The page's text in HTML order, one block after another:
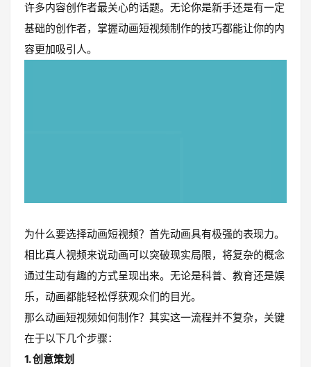
许多内容创作者最关心的话题。无论你是新手还是有一定
基础的创作者，掌握动画短视频制作的技巧都能让你的内
容更加吸引人。
为什么要选择动画短视频？首先动画具有极强的表现力。
相比真人视频来说动画可以突破现实局限，将复杂的概念
通过生动有趣的方式呈现出来。无论是科普、教育还是娱
乐，动画都能轻松俘获观众们的目光。
那么动画短视频如何制作？其实这一流程并不复杂，关键
在于以下几个步骤：
1. 创意策划